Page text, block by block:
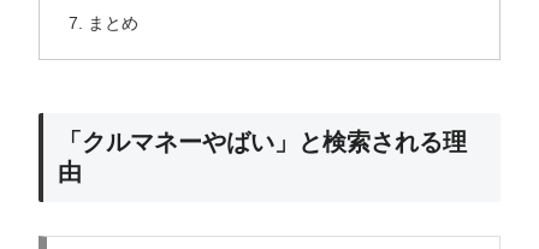
まとめ
「クルマネーやばい」と検索される理
由